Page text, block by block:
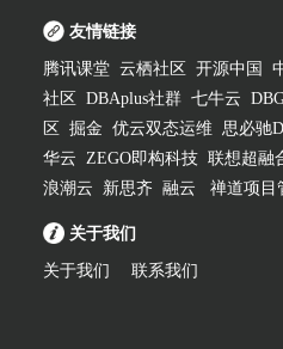
友情链接
腾讯课堂 云栖社区 开源中国
社区
DBAplus社群 七牛云
区
掘金 优云双态运维 思必驰
华云 ZEGO即构科技 联想超融
浪潮云
新思齐 融云 禅道项目
关于我们
关于我们 联系我们